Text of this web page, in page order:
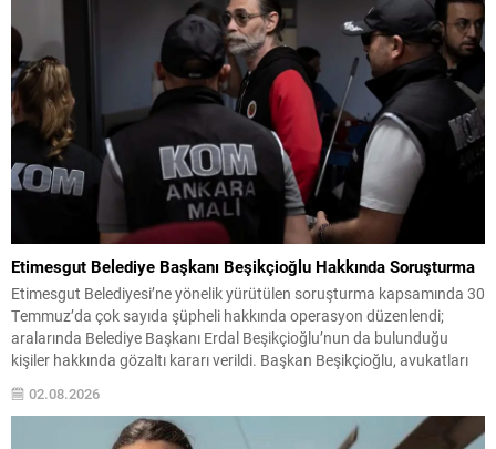
Etimesgut Belediye Başkanı Beşikçioğlu Hakkında Soruşturma
Etimesgut Belediyesi’ne yönelik yürütülen soruşturma kapsamında 30
Temmuz’da çok sayıda şüpheli hakkında operasyon düzenlendi;
aralarında Belediye Başkanı Erdal Beşikçioğlu’nun da bulunduğu
kişiler hakkında gözaltı kararı verildi. Başkan Beşikçioğlu, avukatları
Cumhuriyet Başsavcılığına sevk edildi. Soruşturma dosyasında
Beşikçioğlu’na yöneltilen iddialar arasında rüşvet, ihale usulsüzlüğü,
02.08.2026